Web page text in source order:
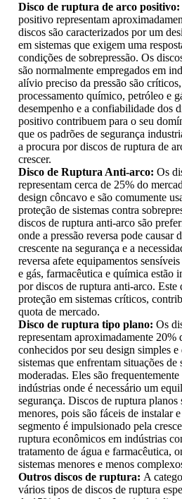
Disco de ruptura de arco positivo:
positivo representam
discos são caracterizados por um
em sistemas que exigem uma
condições de sobrepressão. Os
são normalmente empregados em
alívio preciso da pressão são
processamento químico, petróleo e
desempenho e a confiabilidade dos
positivo contribuem para o seu
que os padrões de segurança
a procura por discos de ruptura de
crescer.
Disco de Ruptura Anti-arco: Os
representam cerca de 25% do
design côncavo e são comumente
proteção de sistemas contra
discos de ruptura anti-arco são
onde a pressão reversa pode causar
crescente na segurança e a
reversa afete equipamentos
e gás, farmacêutica e química estão
por discos de ruptura anti-arco.
proteção em sistemas críticos,
quota de mercado.
Disco de ruptura tipo plano: Os
representam aproximadamente 20%
conhecidos por seu design simples
sistemas que enfrentam situações
moderadas. Eles são
indústrias onde é necessário um
segurança. Discos de ruptura planos
menores, pois são fáceis de instalar
segmento é impulsionado pela
ruptura econômicos em indústrias
tratamento de água e farmacêutica,
sistemas menores e menos
Outros discos de ruptura: A
vários tipos de discos de ruptura